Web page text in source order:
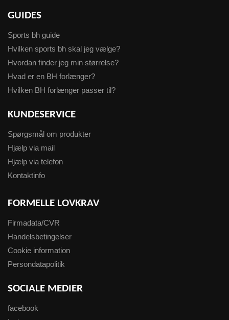
GUIDES
Sports bh guide
Hvilken sports bh skal jeg vælge?
Hvordan finder jeg min størrelse?
Hvad er en BH forlænger?
Hvilken BH forlænger passer til?
KUNDESERVICE
Spørgsmål om produkter
Hjælp via mail
Hjælp via telefon
Kontaktinfo
FORMELLE LOVKRAV
Firmadata/CVR
Handelsbetingelser
Cookie information
Persondatapolitik
SOCIALE MEDIER
facebook